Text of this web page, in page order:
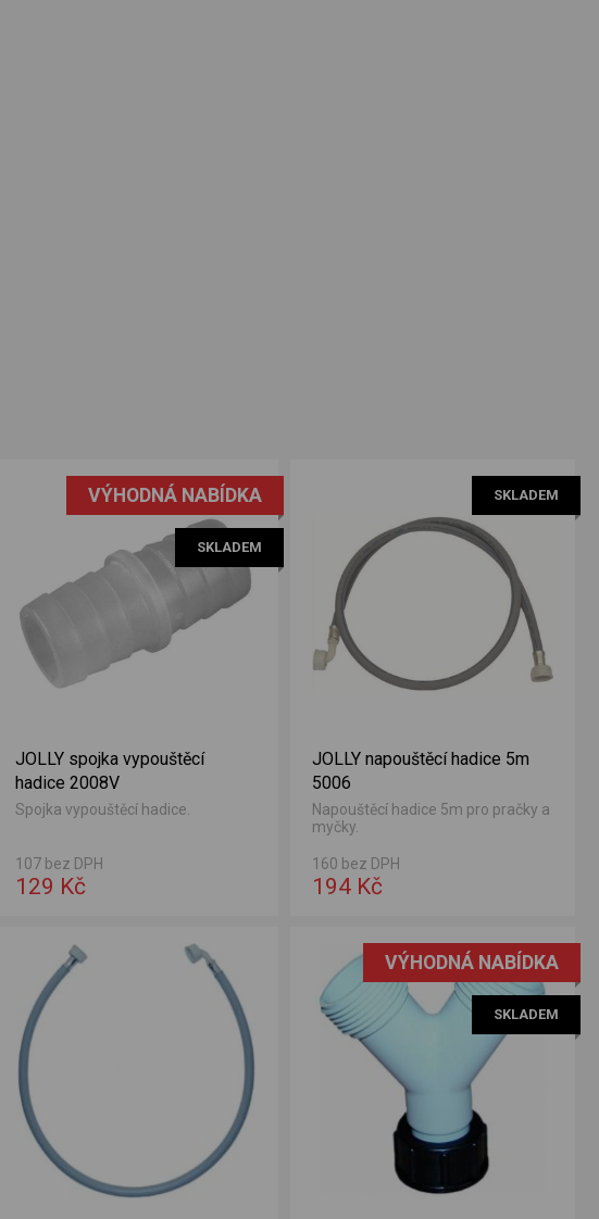
VÝHODNÁ NABÍDKA
SKLADEM
JOLLY spojka vypouštěcí
hadice 2008V
Spojka vypouštěcí hadice.
107 bez DPH
129 Kč
SKLADEM
JOLLY napouštěcí hadice 5m
5006
Napouštěcí hadice 5m pro pračky a
myčky.
160 bez DPH
194 Kč
VÝHODNÁ NABÍDKA
SKLADEM